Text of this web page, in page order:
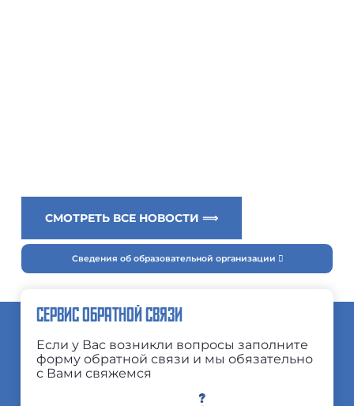
СМОТРЕТЬ ВСЕ НОВОСТИ ⟹
Сведения об образовательной организации
СЕРВИС ОБРАТНОЙ СВЯЗИ
Если у Вас возникли вопросы заполните
форму обратной связи и мы обязательно
с Вами свяжемся